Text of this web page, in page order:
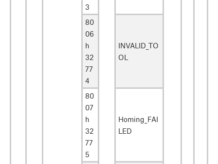
3
80
06
h
32
77
4
INVALID_TO
OL
80
07
h
32
77
5
Homing_FAI
LED